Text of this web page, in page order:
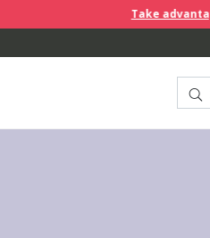
Take advantage of an EXTRA